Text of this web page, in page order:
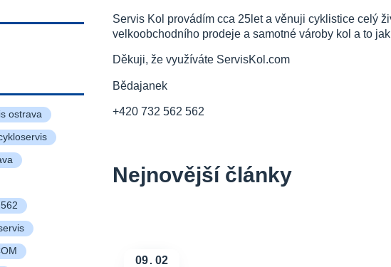
ostrava
Servis Kol provádím cca 25let a věnuji cyklistice celý
velkoobchodního prodeje a samotné vároby kol a to
Děkuji, že využíváte ServisKol.com
Bědajanek
+420 732 562 562
Nejnovější články
09 02